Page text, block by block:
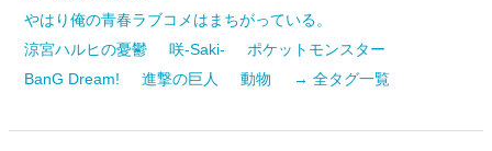
やはり俺の青春ラブコメはまちがっている。
涼宮ハルヒの憂鬱
咲-Saki-
ポケットモンスター
BanG Dream!
進撃の巨人 動物 → 全タグ一覧